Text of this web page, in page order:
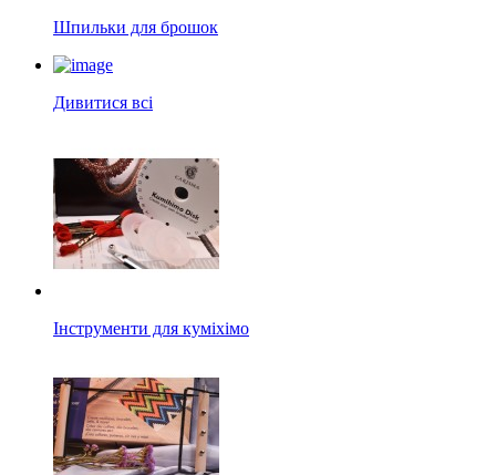
Шпильки для брошок
Дивитися всі
Інструменти для куміхімо